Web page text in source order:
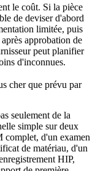
le coût. Si la pièce
de deviser d'abord
limitée, puis
approbation de
peut planifier
d'inconnues.
cher que prévu par
seulement de la
simple sur deux
complet, d'un examen
de matériau, d'un
HIP,